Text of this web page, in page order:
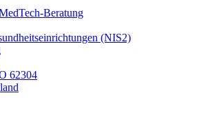
Beratung
(NIS2)
62304